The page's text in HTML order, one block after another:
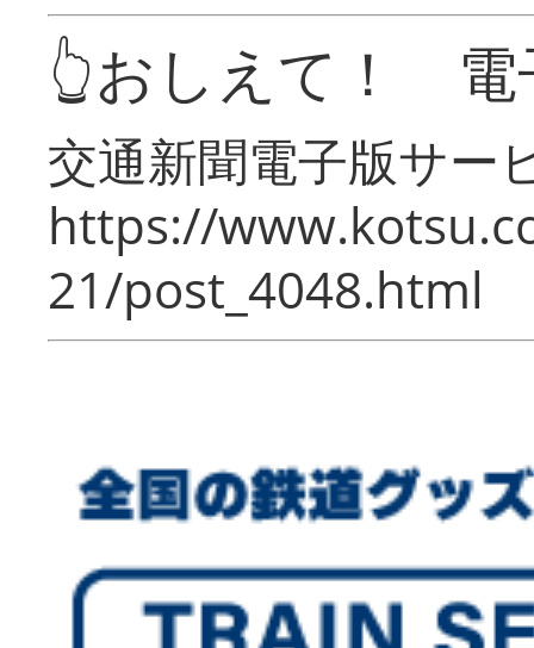
👆おしえて！ 電
交通新聞電子版サー
https://
21/post_4048.html